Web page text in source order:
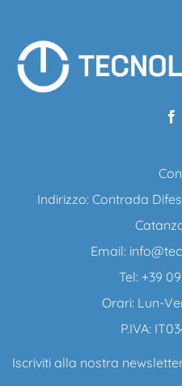
Indirizzo: Contrada
Email:
Tel: +39
Orari: Lun-
P.IVA:
Iscriviti alla nostra